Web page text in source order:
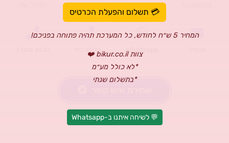
💳 תשלום והפעלת הכרטיס
המחיר 5 ש״ח לחודש, כל המערכת תהיה פתוחה בפניכם!
צוות bikur.co.il ❤️
*לא כולל מע״מ
*בתשלום שנתי
💬 לשיחה איתנו ב-Whatsapp
Linkedin
Instagram
Whatsapp טלפון נייד